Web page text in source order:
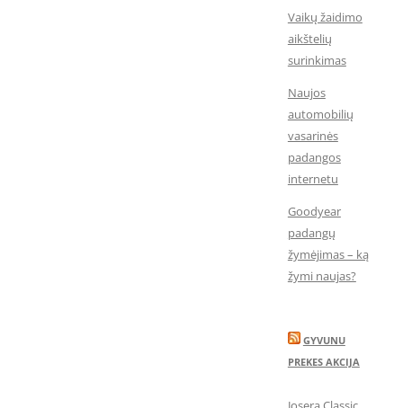
Vaikų žaidimo
aikštelių
surinkimas
Naujos
automobilių
vasarinės
padangos
internetu
Goodyear
padangų
žymėjimas – ką
žymi naujas?
GYVUNU
PREKES AKCIJA